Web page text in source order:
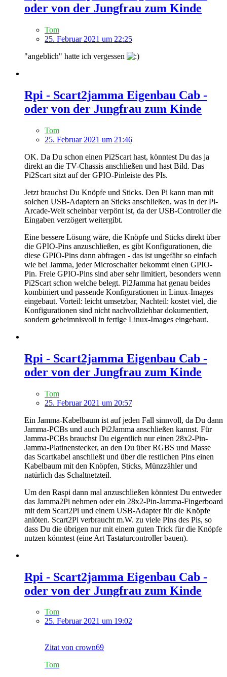
oder von der Jungfrau zum Kinde
Tom
25. Februar 2021 um 22:25
"angeblich" hatte ich vergessen
Rpi - Scart2jamma Eigenbau Cab -
oder von der Jungfrau zum Kinde
Tom
25. Februar 2021 um 21:46
OK. Da Du schon einen Pi2Scart hast, könntest Du das ja
direkt an die TV-Chassis anschließen und hast Bild. Das
Pi2Scart sitzt auf der GPIO-Pinleiste des PIs.
Jetzt brauchst Du Knöpfe und Sticks. Den Pi kann man mit
solchen USB-Adaptern an Sticks anschließen, was in der Pi-
Arcade-Welt scheinbar verpönt ist, da der USB-Controller die
Eingaben verzögert weitergibt.
Eine bessere Lösung wäre, die Knöpfe und Sticks direkt über
die GPIO-Pins anzuschließen, es gibt Konfigurationen, die
diese GPIO-Pins dann abfragen - das ist ungefähr so einfach
wie bei Jamma, jeder Microschalter bekommt einen GPIO-
Pin. Freie GPIO-Pins sind aber sehr limitiert, besonders wenn
Pi2Scart schon welche belegt. Pi2Jamma hat genau beides
kombiniert und passende Konfigurationen in Linux-Images
eingebaut. Vorteil: leicht umsetzbar, Nachteil: kostet viel, die
Konfigurationen sind nicht nachvollziehbar dokumentiert,
sondern geheimnisvoll in fertige Linux-Images eingebaut.
Rpi - Scart2jamma Eigenbau Cab -
oder von der Jungfrau zum Kinde
Tom
25. Februar 2021 um 20:57
Ein Jamma-Kabelbaum ist auf jeden Fall sinnvoll, da Du dann
Jamma-PCBs und auch Pi2Jamma anschließen kannst. Für
Jamma-PCBs brauchst Du eigentlich nur einen 28x2-Pin-
Jamma-Platinenstecker, an den Du über RGBS und Masse
das Scartkabel anschließt und über die restlichen Pins einen
Kabelbaum mit den Knöpfen, Sticks, Münzzähler und
natürlich das Schaltnetzteil.
Um den Raspi dann mal anzuschließen könntest Du entweder
das Jamma2Pi nehmen oder ein 28x2-Pin-Jamma-Fingerboard
mit dem Scart2Pi und einem USB-Adapter für die Knöpfe
anlöten. Scart2Pi verbraucht m.W. zu viele Pins des Pis, so
dass Du die übrigen nur mit einem guten Trick für die Knöpfe
nutzen könntest (eine Art Tastaturcontroller bauen).
Rpi - Scart2jamma Eigenbau Cab -
oder von der Jungfrau zum Kinde
Tom
25. Februar 2021 um 19:02
Zitat von crown69
Tom